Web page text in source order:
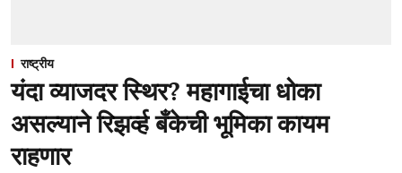
राष्ट्रीय
यंदा व्याजदर स्थिर? महागाईचा धोका
असल्याने रिझर्व्ह बँकेची भूमिका कायम
राहणार